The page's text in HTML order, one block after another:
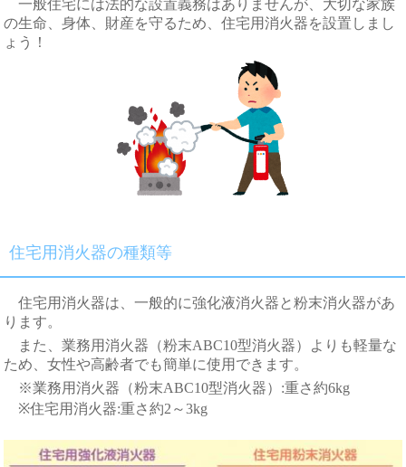
一般住宅には法的な設置義務はありませんが、大切な家族
の生命、身体、財産を守るため、住宅用消火器を設置しまし
ょう！
住宅用消火器の種類等
住宅用消火器は、一般的に強化液消火器と粉末消火器があ
ります。
また、業務用消火器（粉末ABC10型消火器）よりも軽量な
ため、女性や高齢者でも簡単に使用できます。
※業務用消火器（粉末ABC10型消火器）:重さ約6kg
※住宅用消火器:重さ約2～3kg